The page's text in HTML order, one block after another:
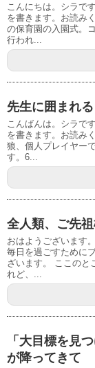
こんにちは。シラで
を書きます。お読み
の保育園の入園式。
行われ...
先生に囲まれる
こんばんは。シラで
を書きます。お読み
狼、個人プレイヤー
す。6...
全人類、ご先
おはようございます
毎日を過ごすために
ざいます。 ここのと
れど、...
「大目標を見
が降ってきて